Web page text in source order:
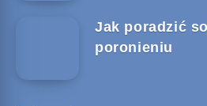
Jak poradzić
poronieniu